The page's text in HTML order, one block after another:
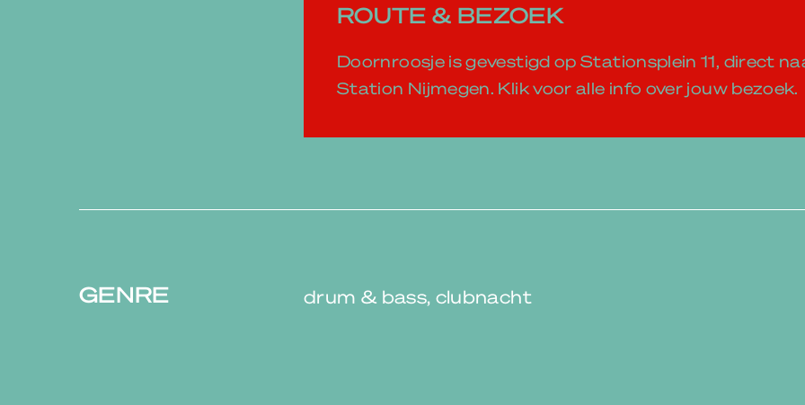
ROUTE & BEZOEK
Doornroosje is gevestigd op Stationsplein 11, direct
Station Nijmegen. Klik voor alle info over jouw bezoek.
GENRE drum & bass, clubnacht